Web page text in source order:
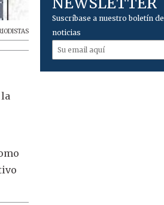
Suscríbase a nuestro boletín de
noticias